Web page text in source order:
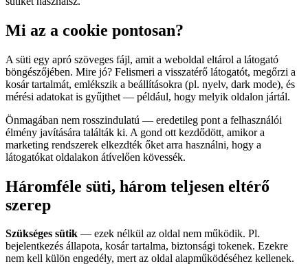
Mi az a cookie pontosan?
A süti egy apró szöveges fájl, amit a weboldal eltárol a látogató
böngészőjében. Mire jó? Felismeri a visszatérő látogatót, megőrzi a
kosár tartalmát, emlékszik a beállításokra (pl. nyelv, dark mode), és
mérési adatokat is gyűjthet — például, hogy melyik oldalon jártál.
Önmagában nem rosszindulatú — eredetileg pont a felhasználói
élmény javítására találták ki. A gond ott kezdődött, amikor a
marketing rendszerek elkezdték őket arra használni, hogy a
látogatókat oldalakon átívelően kövessék.
Háromféle süti, három teljesen eltérő
szerep
Szükséges sütik — ezek nélkül az oldal nem működik. Pl.
bejelentkezés állapota, kosár tartalma, biztonsági tokenek. Ezekre
nem kell külön engedély, mert az oldal alapműködéséhez kellenek.